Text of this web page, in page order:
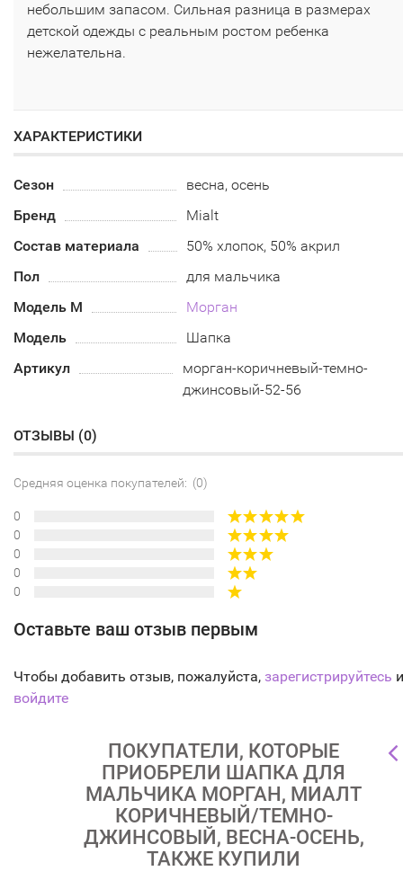
небольшим запасом. Сильная разница в размерах
детской одежды с реальным ростом ребенка
нежелательна.
ХАРАКТЕРИСТИКИ
Сезон
весна, осень
Бренд
Mialt
Состав материала
50% хлопок, 50% акрил
Пол
для мальчика
Модель М
Морган
Модель
Шапка
Артикул
морган-коричневый-темно-
джинсовый-52-56
ОТЗЫВЫ (0)
Средняя оценка покупателей: (0)
0
0
0
0
0
Оставьте ваш отзыв первым
Чтобы добавить отзыв, пожалуйста, зарегистрируйтесь
войдите
ПОКУПАТЕЛИ, КОТОРЫЕ
ПРИОБРЕЛИ ШАПКА ДЛЯ
МАЛЬЧИКА МОРГАН, МИАЛТ
КОРИЧНЕВЫЙ/ТЕМНО-
ДЖИНСОВЫЙ, ВЕСНА-ОСЕНЬ,
ТАКЖЕ КУПИЛИ